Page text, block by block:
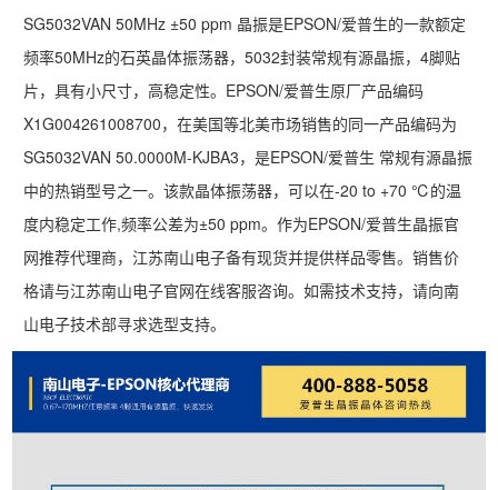
SG5032VAN 50MHz ±50 ppm 晶振是EPSON/爱普生的一款额定
频率50MHz的石英晶体振荡器，5032封装常规有源晶振，4脚贴
片，具有小尺寸，高稳定性。EPSON/爱普生原厂产品编码
X1G004261008700，在美国等北美市场销售的同一产品编码为
SG5032VAN 50.0000M-KJBA3，是EPSON/爱普生 常规有源晶振
中的热销型号之一。该款晶体振荡器，可以在-20 to +70 ℃的温
度内稳定工作,频率公差为±50 ppm。作为EPSON/爱普生晶振官
网推荐代理商，江苏南山电子备有现货并提供样品零售。销售价
格请与江苏南山电子官网在线客服咨询。如需技术支持，请向南
山电子技术部寻求选型支持。